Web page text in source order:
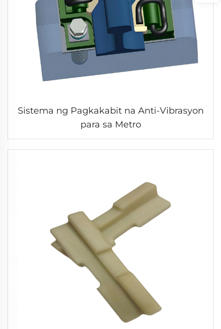
Sistema ng Pagkakabit na Anti-Vibrasyon
para sa Metro